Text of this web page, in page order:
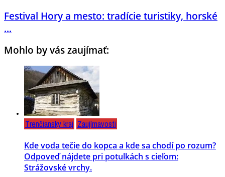
Festival Hory a mesto: tradície turistiky, horské
...
Mohlo by vás zaujímať:
Trenčiansky kraj Zaujímavosti
Kde voda tečie do kopca a kde sa chodí po rozum?
Odpoveď nájdete pri potulkách s cieľom:
Strážovské vrchy.